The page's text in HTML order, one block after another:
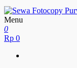
Sewa Fotocopy
Free Maintenance
Menu
0
Rp 0